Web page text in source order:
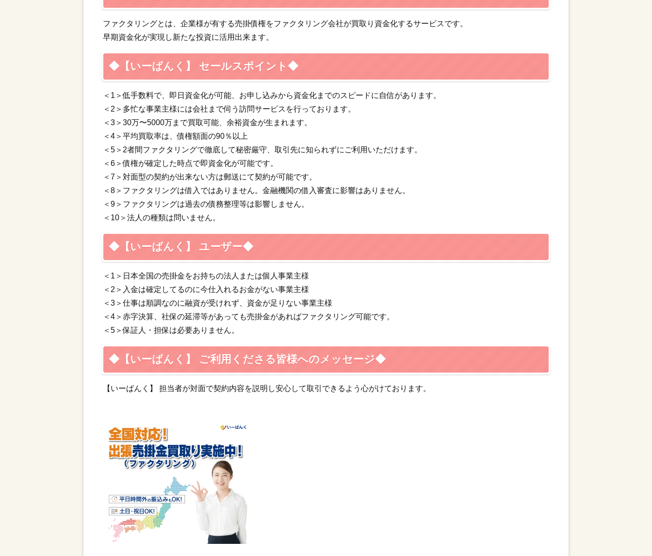
ファクタリングとは、企業様が有する売掛債権をファクタリング会社が買取り資金化するサービスです。
早期資金化が実現し新たな投資に活用出来ます。
◆【いーばんく】 セールスポイント◆
＜1＞低手数料で、即日資金化が可能、お申し込みから資金化までのスピードに自信があります。
＜2＞多忙な事業主様には会社まで伺う訪問サービスを行っております。
＜3＞30万〜5000万まで買取可能、余裕資金が生まれます。
＜4＞平均買取率は、債権額面の90％以上
＜5＞2者間ファクタリングで徹底して秘密厳守、取引先に知られずにご利用いただけます。
＜6＞債権が確定した時点で即資金化が可能です。
＜7＞対面型の契約が出来ない方は郵送にて契約が可能です。
＜8＞ファクタリングは借入ではありません。金融機関の借入審査に影響はありません。
＜9＞ファクタリングは過去の債務整理等は影響しません。
＜10＞法人の種類は問いません。
◆【いーばんく】 ユーザー◆
＜1＞日本全国の売掛金をお持ちの法人または個人事業主様
＜2＞入金は確定してるのに今仕入れるお金がない事業主様
＜3＞仕事は順調なのに融資が受けれず、資金が足りない事業主様
＜4＞赤字決算、社保の延滞等があっても売掛金があればファクタリング可能です。
＜5＞保証人・担保は必要ありません。
◆【いーばんく】 ご利用くださる皆様へのメッセージ◆
【いーばんく】 担当者が対面で契約内容を説明し安心して取引できるよう心がけております。